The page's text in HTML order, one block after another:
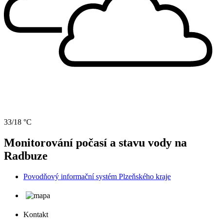
33/18 °C
Monitorování počasí a stavu vody na
Radbuze
Povodňový informační systém Plzeňského kraje
Kontakt